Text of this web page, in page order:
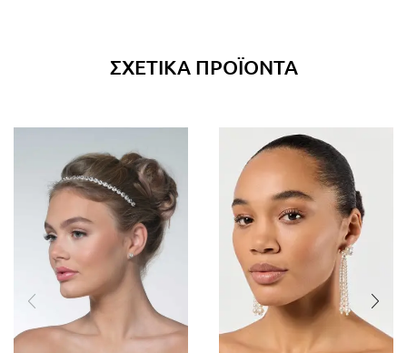
ΣΧΕΤΙΚΆ ΠΡΟΪΌΝΤΑ